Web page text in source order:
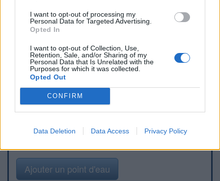
I want to opt-out of processing my
Personal Data for Targeted Advertising.
Opted In
I want to opt-out of Collection, Use,
Retention, Sale, and/or Sharing of my
Personal Data that Is Unrelated with the
Purposes for which it was collected.
Opted Out
CONFIRM
Data Deletion Data Access Privacy Policy
Signaler une erreur
Ajouter un point d'eau